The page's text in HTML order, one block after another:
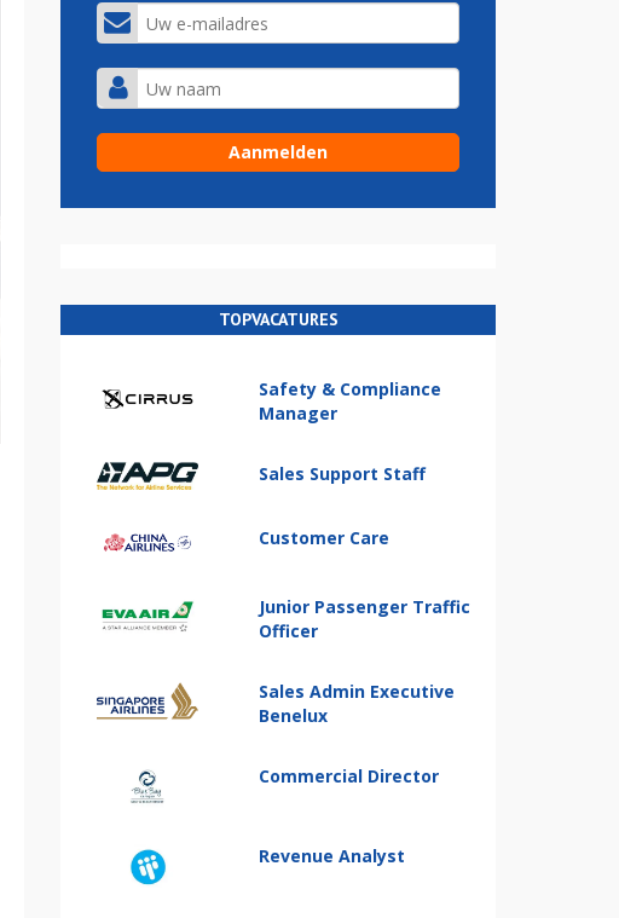
TOPVACATURES
Safety & Compliance
Manager
Sales Support Staff
Customer Care
Junior Passenger Traffic
Officer
Sales Admin Executive
Benelux
Commercial Director
Revenue Analyst